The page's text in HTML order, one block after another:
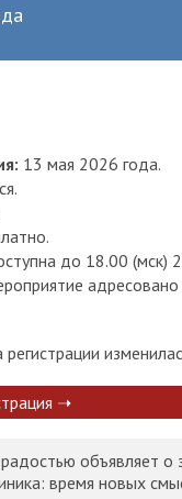
13 мая 2026 года.
до 18.00 (мск)
➝
объявляет о
время новых